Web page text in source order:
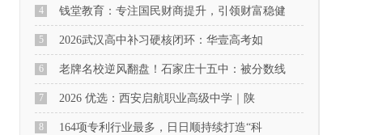
4 钱堂教育：专注国民财商提升，引领财富稳健
5 2026武汉高中补习硬核闭环：华壹高考如
6 老牌名校逆风翻盘！石家庄十五中：被分数线
7 2026 优选：西安启航职业高级中学｜陕
8 164项专利行业最多，日日顺持续打造“科